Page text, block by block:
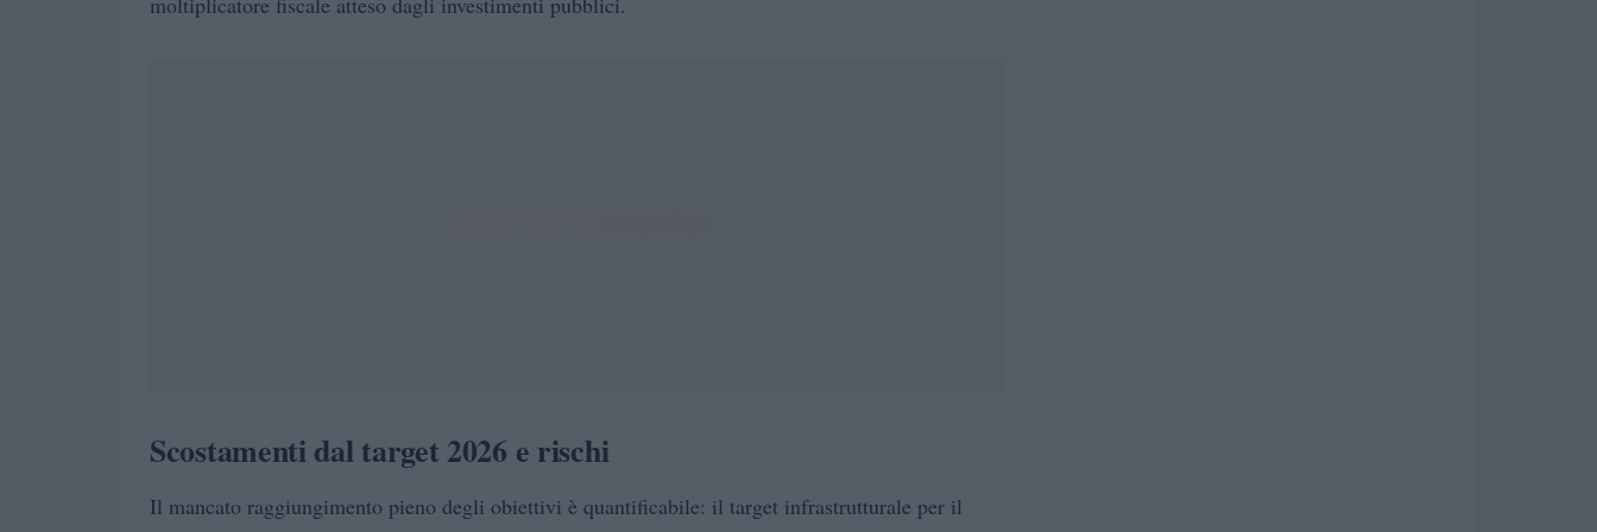
Scostamenti dal target 2026 e rischi
Il mancato raggiungimento pieno degli obiettivi è quantificabile: il target infrastrutturale per il